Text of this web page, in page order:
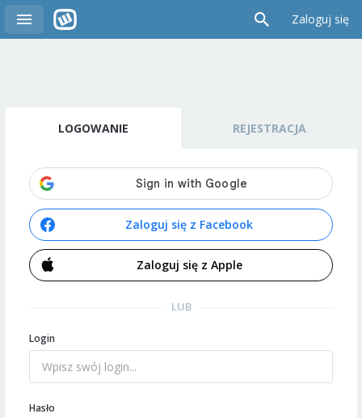
Zaloguj się
LOGOWANIE REJESTRACJA
Zaloguj się z Facebook
Zaloguj się z Apple
LUB
Login
Hasło